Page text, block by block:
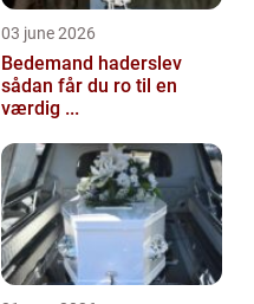
03 june 2026
Bedemand haderslev
sådan får du ro til en
værdig ...